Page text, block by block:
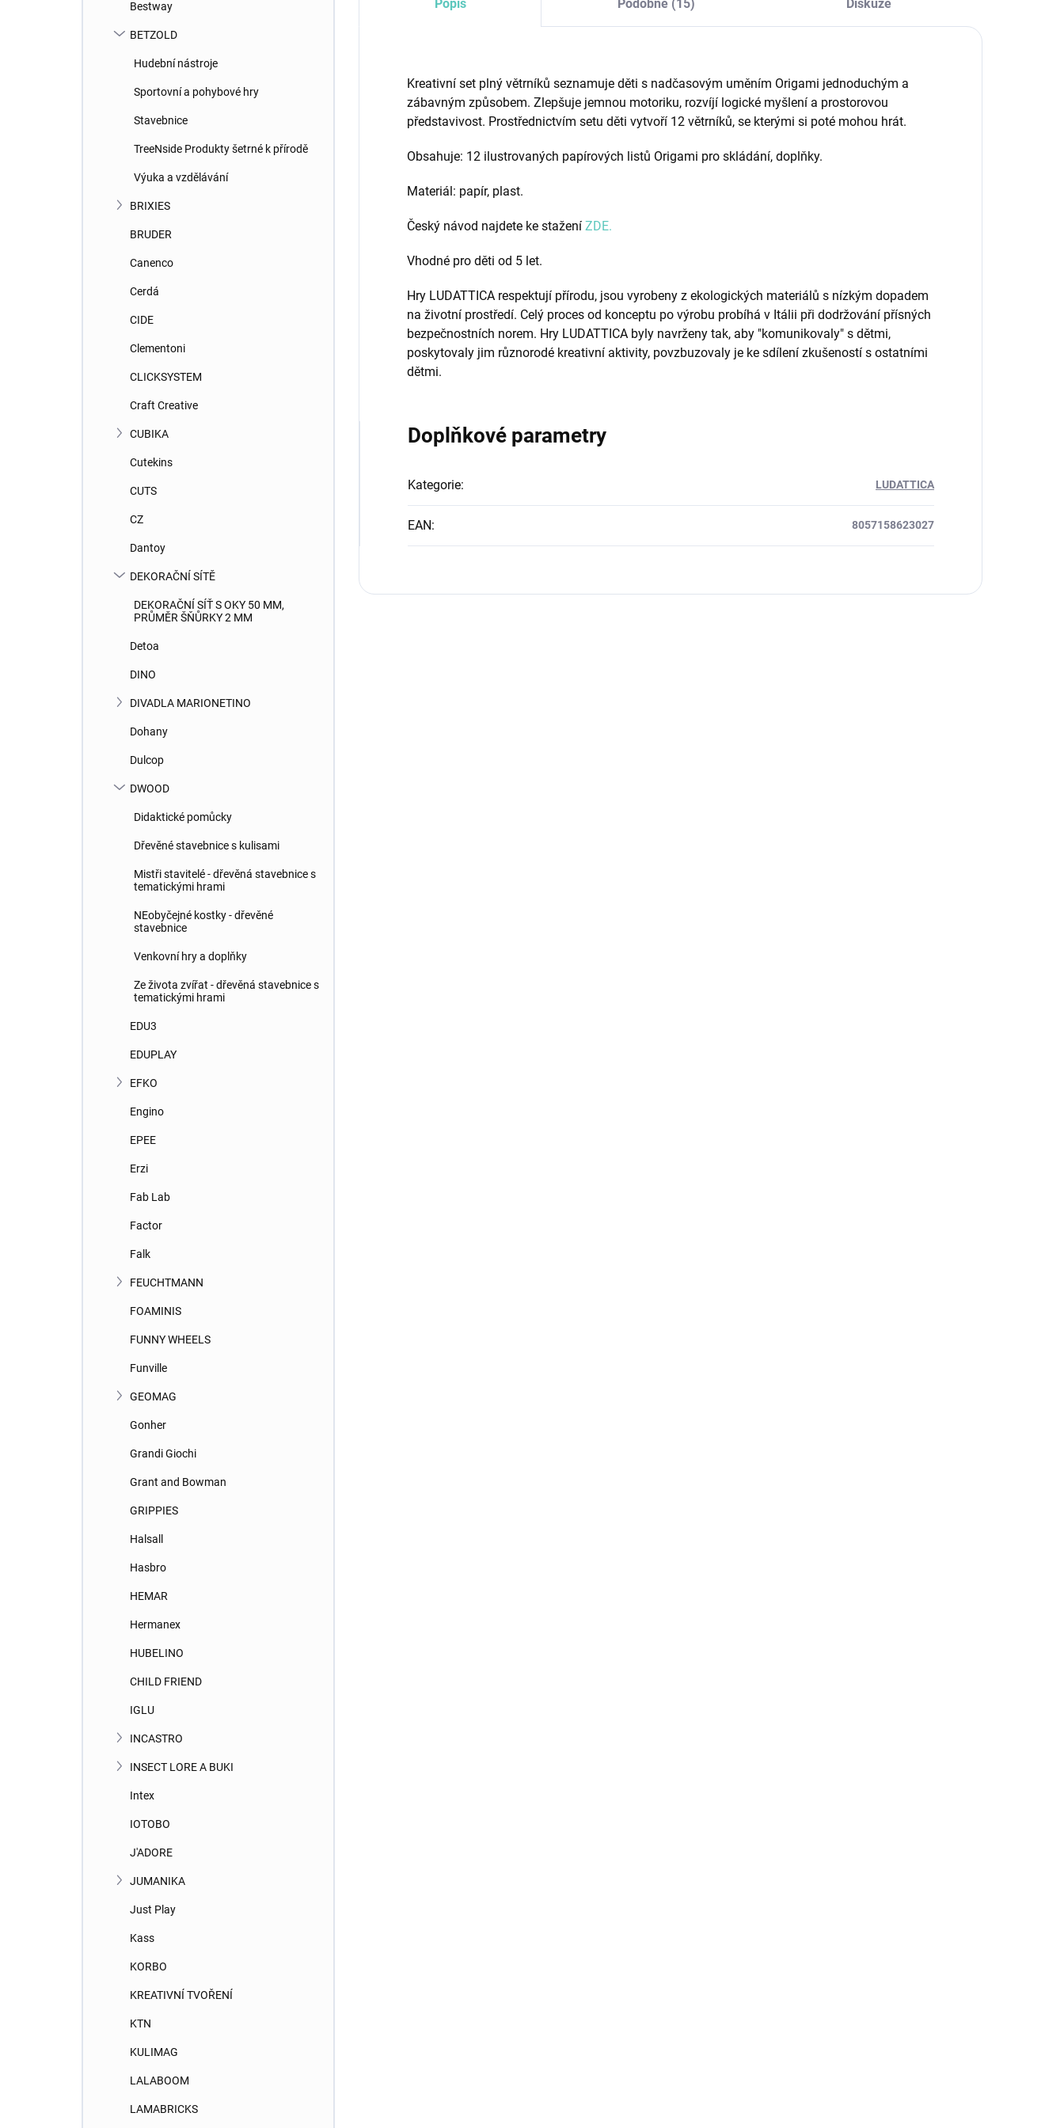
Bestway
BETZOLD
Hudební nástroje
Sportovní a pohybové hry
Stavebnice
TreeNside Produkty šetrné k přírodě
Výuka a vzdělávání
BRIXIES
BRUDER
Canenco
Cerdá
CIDE
Clementoni
CLICKSYSTEM
Craft Creative
CUBIKA
Cutekins
CUTS
CZ
Dantoy
DEKORAČNÍ SÍTĚ
DEKORAČNÍ SÍŤ S OKY 50 MM,
PRŮMĚR ŠŇŮRKY 2 MM
Detoa
DINO
DIVADLA MARIONETINO
Dohany
Dulcop
DWOOD
Didaktické pomůcky
Dřevěné stavebnice s kulisami
Mistři stavitelé - dřevěná stavebnice s
tematickými hrami
NEobyčejné kostky - dřevěné
stavebnice
Venkovní hry a doplňky
Ze života zvířat - dřevěná stavebnice s
tematickými hrami
EDU3
EDUPLAY
EFKO
Engino
EPEE
Erzi
Fab Lab
Factor
Falk
FEUCHTMANN
FOAMINIS
FUNNY WHEELS
Funville
GEOMAG
Gonher
Grandi Giochi
Grant and Bowman
GRIPPIES
Halsall
Hasbro
HEMAR
Hermanex
HUBELINO
CHILD FRIEND
IGLU
INCASTRO
INSECT LORE A BUKI
Intex
IOTOBO
J'ADORE
JUMANIKA
Just Play
Kass
KORBO
KREATIVNÍ TVOŘENÍ
KTN
KULIMAG
LALABOOM
LAMABRICKS
Popis Podobné (15) Diskuze
Kreativní set plný větrníků seznamuje děti s nadčasovým uměním Origami jednoduchým a
zábavným způsobem. Zlepšuje jemnou motoriku, rozvíjí logické myšlení a prostorovou
představivost. Prostřednictvím setu děti vytvoří 12 větrníků, se kterými si poté mohou hrát.
Obsahuje: 12 ilustrovaných papírových listů Origami pro skládání, doplňky.
Materiál: papír, plast.
Český návod najdete ke stažení ZDE.
Vhodné pro děti od 5 let.
Hry LUDATTICA respektují přírodu, jsou vyrobeny z ekologických materiálů s nízkým dopadem
na životní prostředí. Celý proces od konceptu po výrobu probíhá v Itálii při dodržování přísných
bezpečnostních norem. Hry LUDATTICA byly navrženy tak, aby "komunikovaly" s dětmi,
poskytovaly jim různorodé kreativní aktivity, povzbuzovaly je ke sdílení zkušeností s ostatními
dětmi.
Doplňkové parametry
Kategorie: LUDATTICA
EAN: 8057158623027